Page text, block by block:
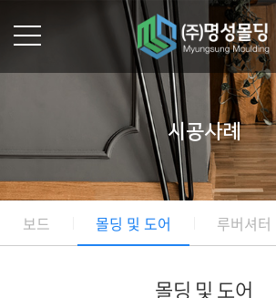
시공사례
보드 몰딩 및 도어 루버셔터
몰딩 및 도어